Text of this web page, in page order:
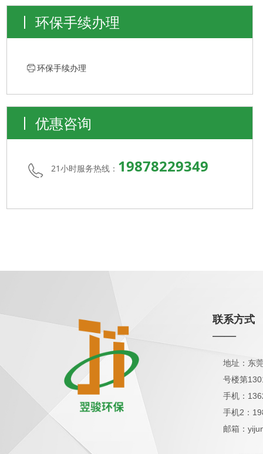
优惠咨询
21小时服务热线： 19878229349
环保手续办理
ꁧ 环保手续办理
联系方式
——
地址：东
号楼第
手机：
手机2：
邮箱：